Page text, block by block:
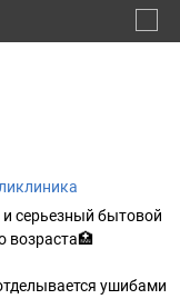
серьезный бытовой
возраста🏥
ушибами